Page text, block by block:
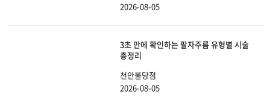
2026-08-05
3초 만에 확인하는 팔자주름 유형별 시술
총정리
천안불당점
2026-08-05